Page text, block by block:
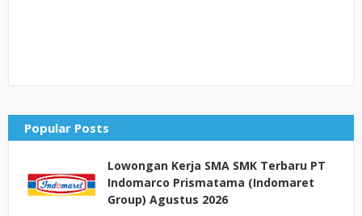
Popular Posts
Lowongan Kerja SMA SMK Terbaru PT
Indomarco Prismatama (Indomaret
Group) Agustus 2026